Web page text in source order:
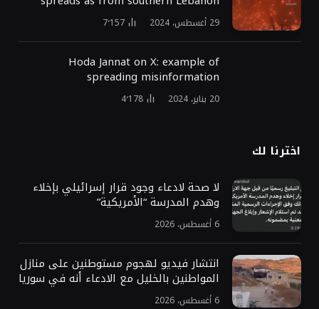
29 أغسطس، 2024 7٬157
Hoda Jannat on X: example of
spreading misinformation
20 يناير، 2024 4٬178
اخترنا لك
لا صحة لادعاء وجود قرار إسرائيلي بإخلاء
وهدم المدرسة “الأمريكية”
6 أغسطس، 2026
انتشار فيديو لهجوم مستوطنين على منازل
المواطنين بالخليل مع الادعاء أنه في سوريا
6 أغسطس، 2026